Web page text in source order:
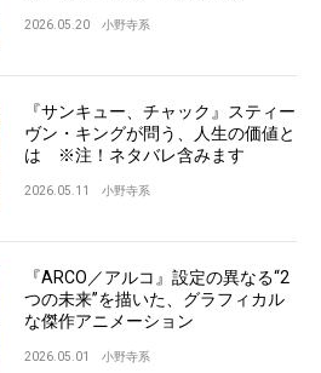
2026.05.20 小野寺系
『サンキュー、チャック』スティー
ヴン・キングが問う、人生の価値と
は ※注！ネタバレ含みます
2026.05.11 小野寺系
『ARCO／アルコ』設定の異なる“2
つの未来”を描いた、グラフィカル
な傑作アニメーション
2026.05.01 小野寺系